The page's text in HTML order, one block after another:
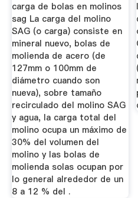
carga de bolas en molinos
sag La carga del molino
SAG (o carga) consiste en
mineral nuevo, bolas de
molienda de acero (de
127mm o 100mm de
diámetro cuando son
nueva), sobre tamaño
recirculado del molino SAG
y agua, la carga total del
molino ocupa un máximo de
30% del volumen del
molino y las bolas de
molienda solas ocupan por
lo general alrededor de un
8 a 12 % del .